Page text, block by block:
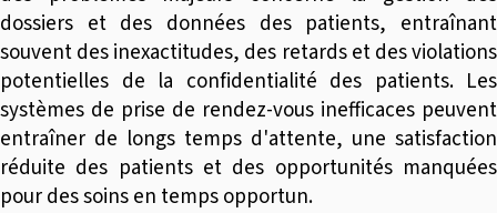
dossiers et des données des patients, entraînant
souvent des inexactitudes, des retards et des violations
potentielles de la confidentialité des patients. Les
systèmes de prise de rendez-vous inefficaces peuvent
entraîner de longs temps d'attente, une satisfaction
réduite des patients et des opportunités manquées
pour des soins en temps opportun.